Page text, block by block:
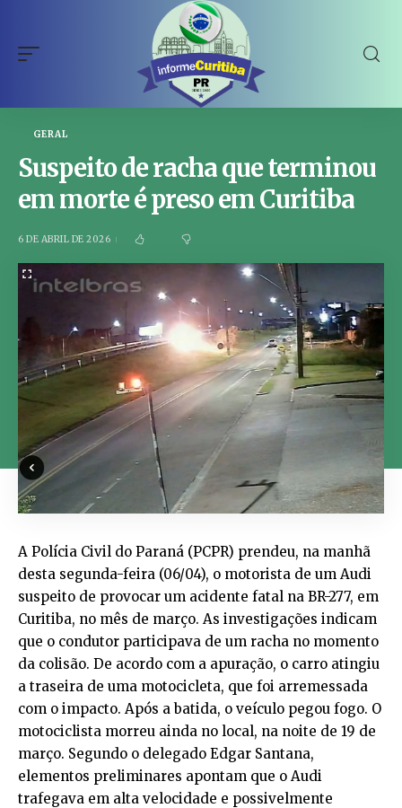
GERAL
Suspeito de racha que terminou
em morte é preso em Curitiba
6 DE ABRIL DE 2026
A Polícia Civil do Paraná (PCPR) prendeu, na manhã
desta segunda-feira (06/04), o motorista de um Audi
suspeito de provocar um acidente fatal na BR-277, em
Curitiba, no mês de março. As investigações indicam
que o condutor participava de um racha no momento
da colisão. De acordo com a apuração, o carro atingiu
a traseira de uma motocicleta, que foi arremessada
com o impacto. Após a batida, o veículo pegou fogo. O
motociclista morreu ainda no local, na noite de 19 de
março. Segundo o delegado Edgar Santana,
elementos preliminares apontam que o Audi
trafegava em alta velocidade e possivelmente